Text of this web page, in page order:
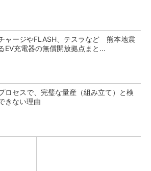
ャージやFLASH、テスラなど 熊本地震
EV充電器の無償開放拠点まと...
ロセスで、完璧な量産（組み立て）と検
きない理由